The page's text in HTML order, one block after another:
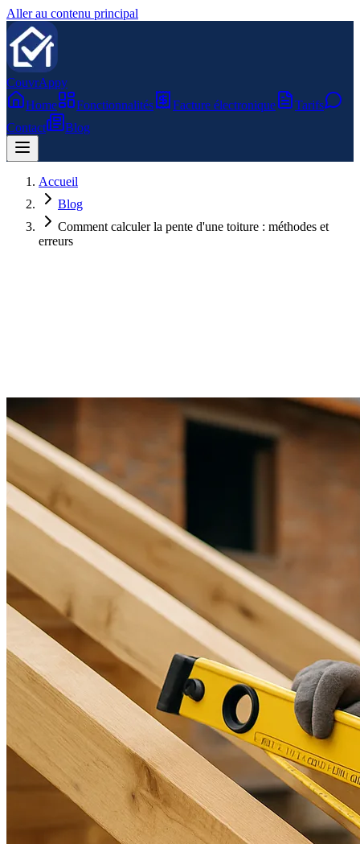
Aller au contenu principal
CouvrAppy
Home
Fonctionnalités Facture électronique
Tarifs
Contact
Blog
Accueil
Blog
Comment calculer la pente d'une toiture : méthodes et
erreurs